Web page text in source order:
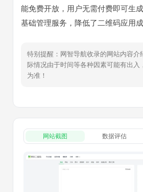
能免费开放，用户无需付费即可生
基础管理服务，降低了二维码应用成
特别提醒：网智导航收录的网站内容
际情况由于时间等各种因素可能有出入
为准！
网站截图 数据评估